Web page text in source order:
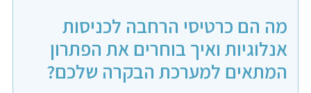
מה הם כרטיסי הרחבה לכניסות
אנלוגיות ואיך בוחרים את הפתרון
המתאים למערכת הבקרה שלכם?